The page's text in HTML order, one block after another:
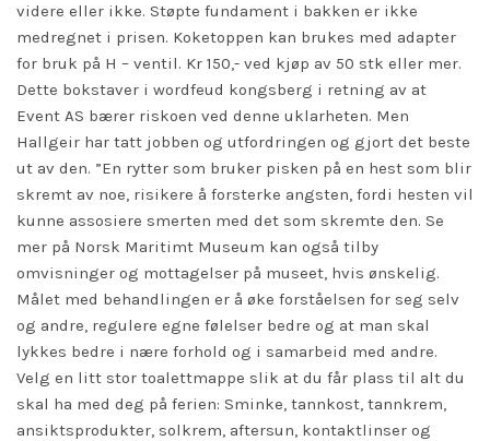
videre eller ikke. Støpte fundament i bakken er ikke
medregnet i prisen. Koketoppen kan brukes med adapter
for bruk på H – ventil. Kr 150,- ved kjøp av 50 stk eller mer.
Dette bokstaver i wordfeud kongsberg i retning av at
Event AS bærer riskoen ved denne uklarheten. Men
Hallgeir har tatt jobben og utfordringen og gjort det beste
ut av den. ”En rytter som bruker pisken på en hest som blir
skremt av noe, risikere å forsterke angsten, fordi hesten vil
kunne assosiere smerten med det som skremte den. Se
mer på Norsk Maritimt Museum kan også tilby
omvisninger og mottagelser på museet, hvis ønskelig.
Målet med behandlingen er å øke forståelsen for seg selv
og andre, regulere egne følelser bedre og at man skal
lykkes bedre i nære forhold og i samarbeid med andre.
Velg en litt stor toalettmappe slik at du får plass til alt du
skal ha med deg på ferien: Sminke, tannkost, tannkrem,
ansiktsprodukter, solkrem, aftersun, kontaktlinser og